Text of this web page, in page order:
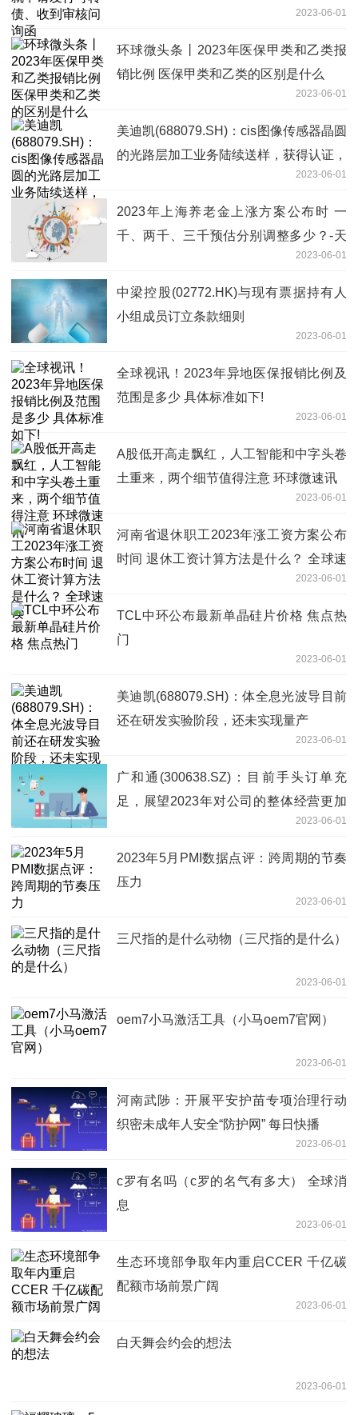
2023-06-01
环球微头条丨2023年医保甲类和乙类报
销比例 医保甲类和乙类的区别是什么
2023-06-01
美迪凯(688079.SH)：cis图像传感器晶圆
的光路层加工业务陆续送样，获得认证，
2023-06-01
2023年上海养老金上涨方案公布时 一
千、两千、三千预估分别调整多少？-天
2023-06-01
中梁控股(02772.HK)与现有票据持有人
小组成员订立条款细则
2023-06-01
全球视讯！2023年异地医保报销比例及
范围是多少 具体标准如下!
2023-06-01
A股低开高走飘红，人工智能和中字头卷
土重来，两个细节值得注意 环球微速讯
2023-06-01
河南省退休职工2023年涨工资方案公布
时间 退休工资计算方法是什么？ 全球速
2023-06-01
TCL中环公布最新单晶硅片价格 焦点热
门
2023-06-01
美迪凯(688079.SH)：体全息光波导目前
还在研发实验阶段，还未实现量产
2023-06-01
广和通(300638.SZ)：目前手头订单充
足，展望2023年对公司的整体经营更加
2023-06-01
2023年5月PMI数据点评：跨周期的节奏
压力
2023-06-01
三尺指的是什么动物（三尺指的是什么）
2023-06-01
oem7小马激活工具（小马oem7官网）
2023-06-01
河南武陟：开展平安护苗专项治理行动
织密未成年人安全“防护网” 每日快播
2023-06-01
c罗有名吗（c罗的名气有多大） 全球消
息
2023-06-01
生态环境部争取年内重启CCER 千亿碳
配额市场前景广阔
2023-06-01
白天舞会约会的想法
2023-06-01